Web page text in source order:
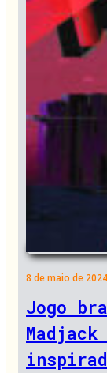
8 de maio de 2024
Jogo
Madjack